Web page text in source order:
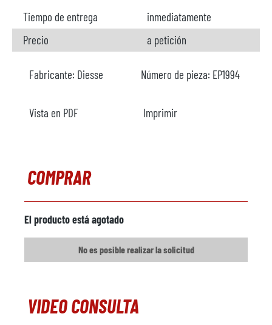
Tiempo de entrega
inmediatamente
Precio
a petición
Fabricante: Diesse Número de pieza: EP1994
Vista en PDF Imprimir
COMPRAR
El producto está agotado
No es posible realizar la solicitud
VIDEO CONSULTA